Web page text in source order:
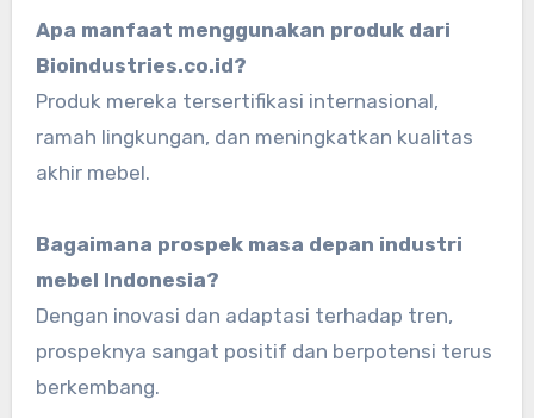
Apa manfaat menggunakan produk dari
Bioindustries.co.id?
Produk mereka tersertifikasi internasional,
ramah lingkungan, dan meningkatkan kualitas
akhir mebel.
Bagaimana prospek masa depan industri
mebel Indonesia?
Dengan inovasi dan adaptasi terhadap tren,
prospeknya sangat positif dan berpotensi terus
berkembang.